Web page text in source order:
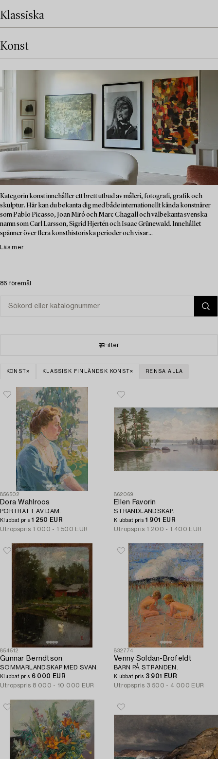
Klassiska
Konst
Kategorin konst innehåller ett brett utbud av måleri, fotografi, grafik och
skulptur. Här kan du bekanta dig med både internationellt kända konstnärer
som Pablo Picasso, Joan Miró och Marc Chagall och välbekanta svenska
namn som Carl Larsson, Sigrid Hjertén och Isaac Grünewald. Innehållet
spänner över flera konsthistoriska perioder och visar...
Läs mer
86 föremål
Filter
KONST KLASSISK FINLÄNDSK KONST RENSA ALLA
856502
Dora Wahlroos
PORTRÄTT AV DAM.
Klubbat pris 1 250 EUR
Utropspris 1 000 - 1 500 EUR
862069
Ellen Favorin
STRANDLANDSKAP.
Klubbat pris 1 901 EUR
Utropspris 1 200 - 1 400 EUR
854512
Gunnar Berndtson
SOMMARLANDSKAP MED SVAN.
Klubbat pris 6 000 EUR
Utropspris 8 000 - 10 000 EUR
832774
Venny Soldan-Brofeldt
BARN PÅ STRANDEN.
Klubbat pris 3 901 EUR
Utropspris 3 500 - 4 000 EUR